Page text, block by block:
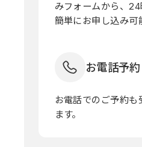
みフォームから、
簡単にお申し込み可
お電話予約
お電話でのご予約も
ます。